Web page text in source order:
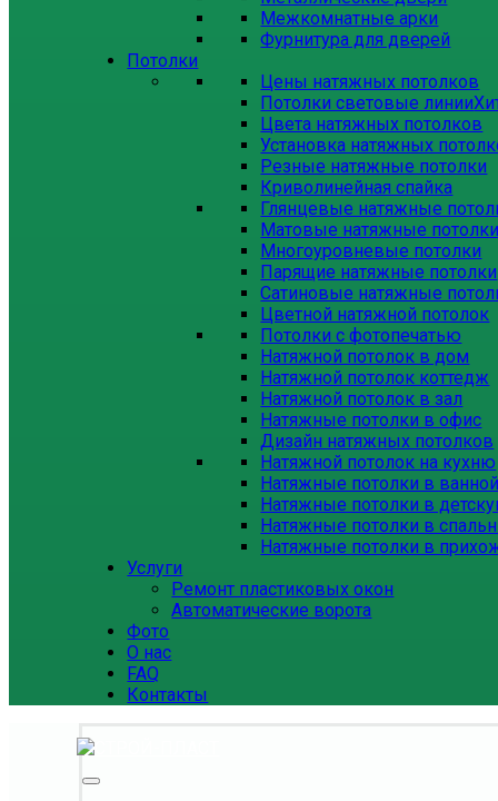
Межкомнатные арки
Фурнитура для дверей
Потолки
Цены натяжных потолков
Потолки световые линии
Цвета натяжных потолков
Установка натяжных
Резные натяжные потолки
Криволинейная спайка
Глянцевые натяжные
Матовые натяжные потолки
Многоуровневые потолки
Парящие натяжные потолки
Сатиновые натяжные
Цветной натяжной потолок
Потолки с фотопечатью
Натяжной потолок в дом
Натяжной потолок коттедж
Натяжной потолок в зал
Натяжные потолки в офис
Дизайн натяжных потолков
Натяжной потолок на кухню
Натяжные потолки в ванной
Натяжные потолки в
Натяжные потолки в
Натяжные потолки в
Услуги
Ремонт пластиковых окон
Автоматические ворота
Фото
О нас
FAQ
Контакты